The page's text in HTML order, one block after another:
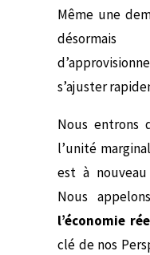
Même une
s’ajuster
Nous entrons
l’unité
est à nouveau
Nous
l’économie
clé de nos